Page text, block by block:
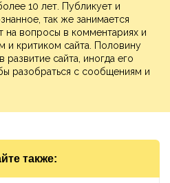
10 лет. Публикует и
так же занимается
на вопросы в комментариях и
и критиком сайта. Половину
сайта, иногда его
разобраться с сообщениям и
также: